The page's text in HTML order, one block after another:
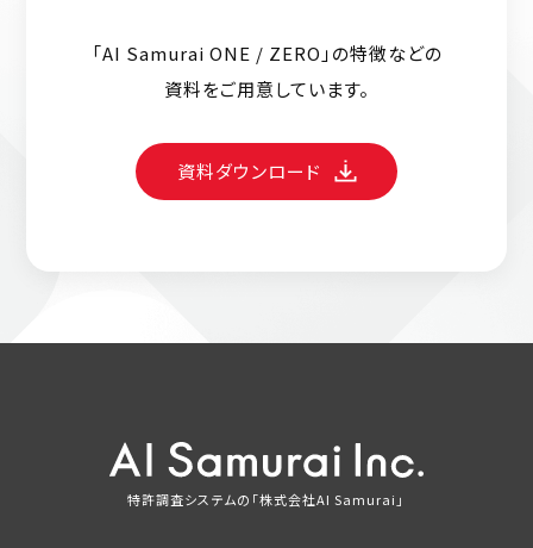
「AI Samurai ONE / ZERO」の特徴などの
資料をご用意しています。
資料ダウンロード
特許調査システムの「株式会社AI Samurai」